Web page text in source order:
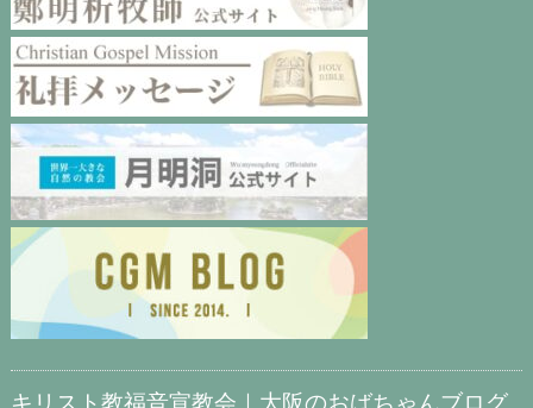
キリスト教福音宣教会｜大阪のおばちゃんブログ